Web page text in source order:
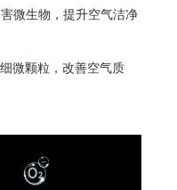
微生物，提升空气洁净
微颗粒，改善空气质